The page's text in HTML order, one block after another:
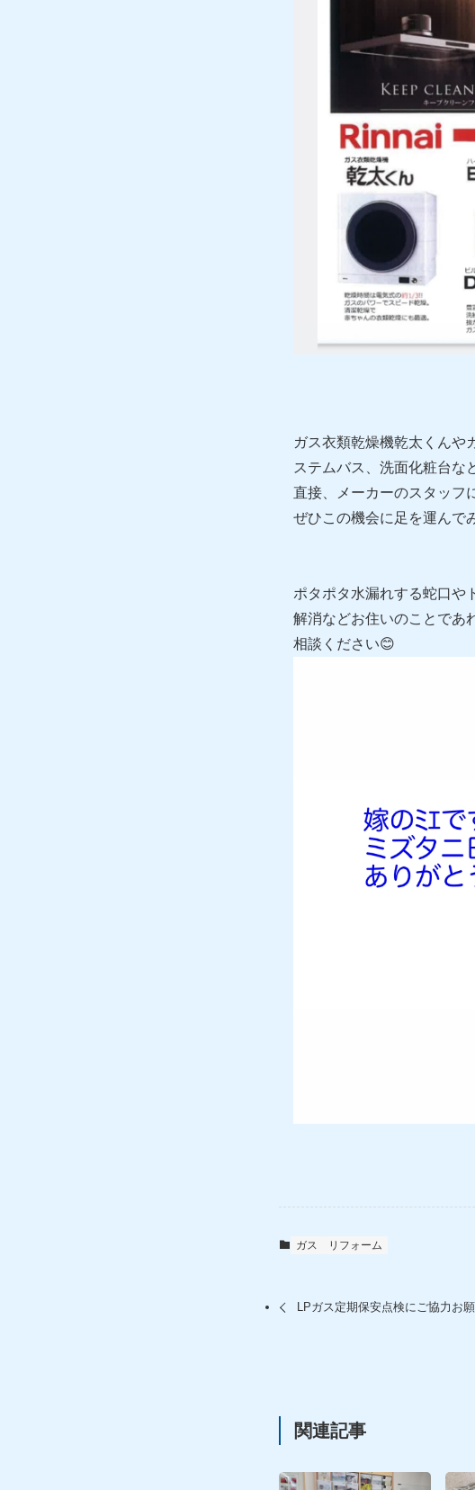
ガス衣類乾燥機乾太くんや
ステムバス、洗面化粧台な
直接、メーカーのスタッフ
ぜひこの機会に足を運んで
ポタポタ水漏れする蛇口や
解消などお住いのことであ
相談ください😊
ガス リフォーム
LPガス定期保安点検にご協力お
関連記事